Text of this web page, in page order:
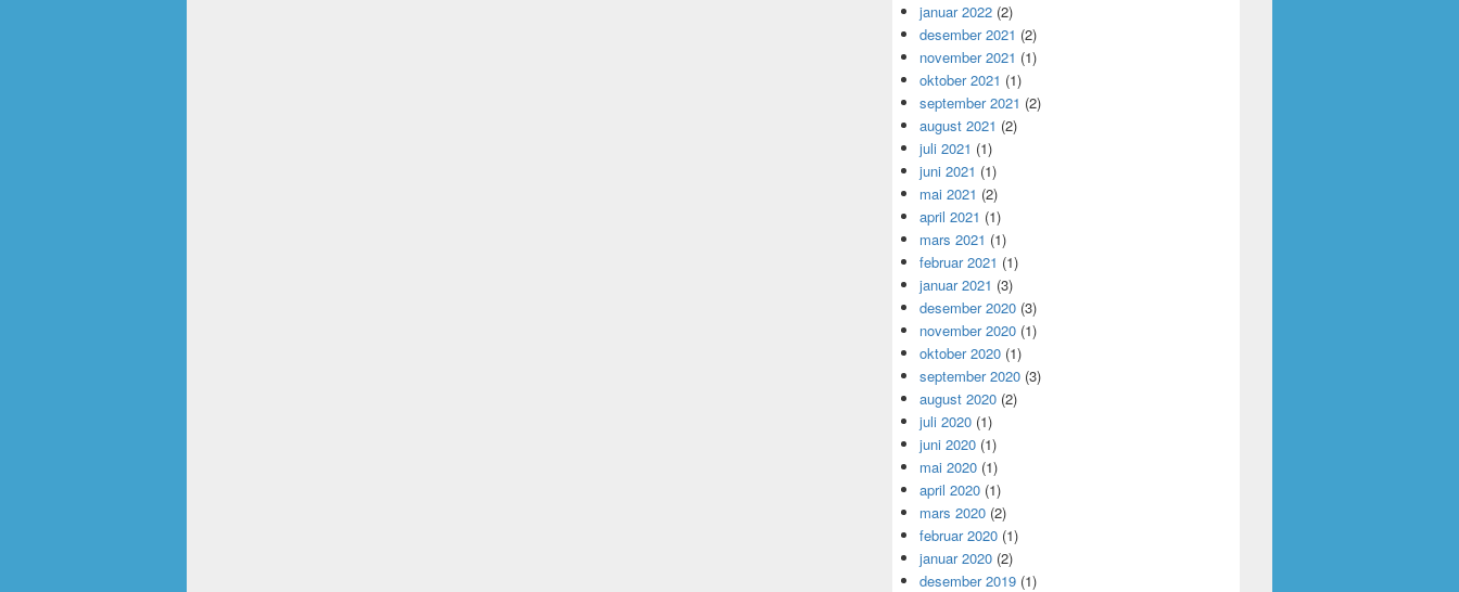
januar 2022 (2)
desember 2021 (2)
november 2021 (1)
oktober 2021 (1)
september 2021 (2)
august 2021 (2)
juli 2021 (1)
juni 2021 (1)
mai 2021 (2)
april 2021 (1)
mars 2021 (1)
februar 2021 (1)
januar 2021 (3)
desember 2020 (3)
november 2020 (1)
oktober 2020 (1)
september 2020 (3)
august 2020 (2)
juli 2020 (1)
juni 2020 (1)
mai 2020 (1)
april 2020 (1)
mars 2020 (2)
februar 2020 (1)
januar 2020 (2)
desember 2019 (1)